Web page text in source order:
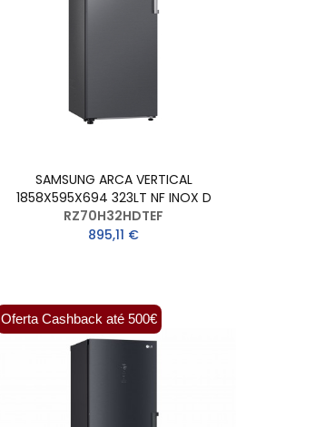
SAMSUNG ARCA VERTICAL
1858X595X694 323LT NF INOX D
RZ70H32HDTEF
895,11 €
Oferta Cashback até 500€